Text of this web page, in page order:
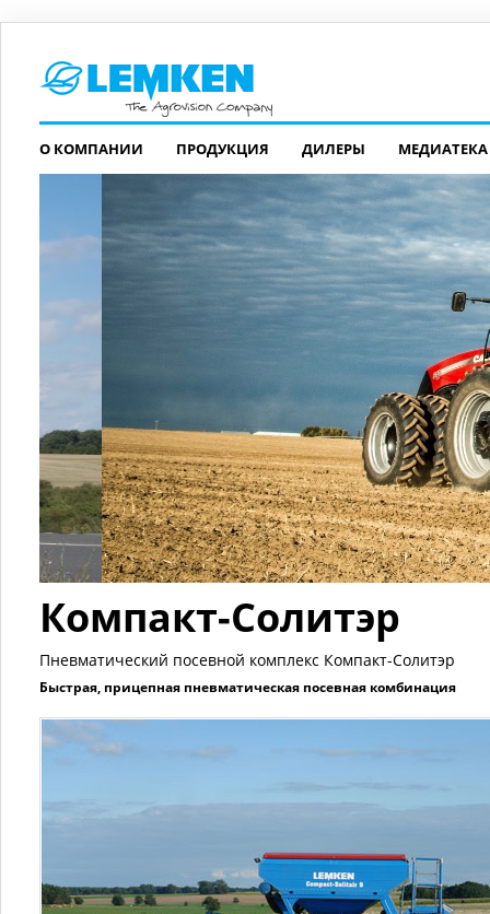
О КОМПАНИИ ПРОДУКЦИЯ ДИЛЕРЫ МЕДИАТЕКА
Компакт-Солитэр
Пневматический посевной комплекс Компакт-Солитэр
Быстрая, прицепная пневматическая посевная комбинация